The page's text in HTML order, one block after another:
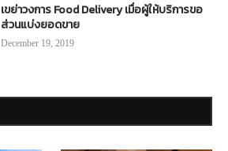
เขย่าวงการ Food Delivery เมื่อผู้ให้บริการขอ
ส่วนแบ่งยอดขาย
December 19, 2019